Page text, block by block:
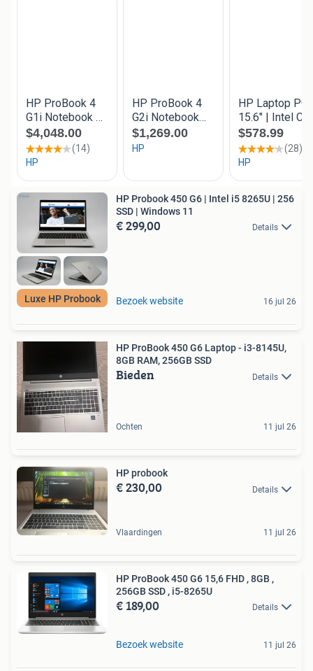
Luxe HP Probook
HP Probook 450 G6 | Intel i5 8265U | 256
SSD | Windows 11
€ 299,00 Details
Bezoek website 16 jul 26
HP ProBook 450 G6 Laptop - i3-8145U,
8GB RAM, 256GB SSD
Bieden Details
Ochten 11 jul 26
HP probook
€ 230,00 Details
Vlaardingen 11 jul 26
HP ProBook 450 G6 15,6 FHD , 8GB ,
256GB SSD , i5-8265U
€ 189,00 Details
Bezoek website 11 jul 26